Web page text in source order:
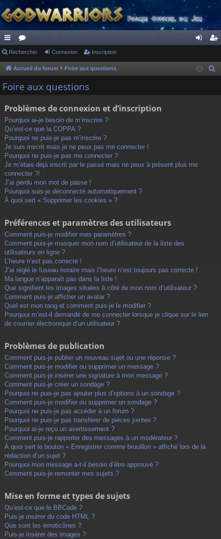
ac
co
ur
s
or
u ne cri
Rechercher Connexion Inscription
Accueil du forum Foire aux questions
Foire aux questions
Problèmes de connexion et d’inscription
Pourquoi ai-je besoin de m’inscrire ?
Qu’est-ce que la COPPA ?
Pourquoi ne puis-je pas m’inscrire ?
Je suis inscrit mais je ne peux pas me connecter !
Pourquoi ne puis-je pas me connecter ?
Je m’étais déjà inscrit par le passé mais ne peux à présent plus me
connecter ?!
J’ai perdu mon mot de passe !
Pourquoi suis-je déconnecté automatiquement ?
À quoi sert « Supprimer les cookies » ?
Préférences et paramètres des utilisateurs
Comment puis-je modifier mes paramètres ?
Comment puis-je masquer mon nom d’utilisateur de la liste des
utilisateurs en ligne ?
L’heure n’est pas correcte !
J’ai réglé le fuseau horaire mais l’heure n’est toujours pas correcte !
Ma langue n’apparaît pas dans la liste !
Que signifient les images situées à côté de mon nom d’utilisateur ?
Comment puis-je afficher un avatar ?
Quel est mon rang et comment puis-je le modifier ?
Pourquoi m’est-il demandé de me connecter lorsque je clique sur le lien
de courrier électronique d’un utilisateur ?
Problèmes de publication
Comment puis-je publier un nouveau sujet ou une réponse ?
Comment puis-je modifier ou supprimer un message ?
Comment puis-je insérer une signature à mon message ?
Comment puis-je créer un sondage ?
Pourquoi ne puis-je pas ajouter plus d’options à un sondage ?
Comment puis-je modifier ou supprimer un sondage ?
Pourquoi ne puis-je pas accéder à un forum ?
Pourquoi ne puis-je pas transférer de pièces jointes ?
Pourquoi ai-je reçu un avertissement ?
Comment puis-je rapporter des messages à un modérateur ?
À quoi sert le bouton « Enregistrer comme brouillon » affiché lors de la
rédaction d’un sujet ?
Pourquoi mon message a-t-il besoin d’être approuvé ?
Comment puis-je remonter mes sujets ?
Mise en forme et types de sujets
Qu’est-ce que le BBCode ?
Puis-je insérer du code HTML ?
Que sont les émoticônes ?
Puis-je insérer des images ?